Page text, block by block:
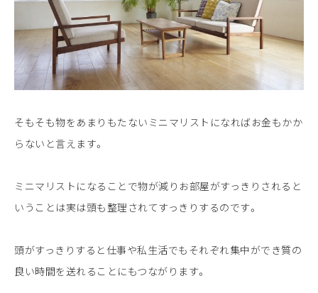
そもそも物をあまりもたないミニマリストになればお金もかか
らないと言えます。
ミニマリストになることで物が減りお部屋がすっきりされると
いうことは実は頭も整理されてすっきりするのです。
頭がすっきりすると仕事や私生活でもそれぞれ集中ができ質の
良い時間を送れることにもつながります。